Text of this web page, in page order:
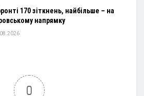
170 зіткнень, найбільше – на
напрямку
0